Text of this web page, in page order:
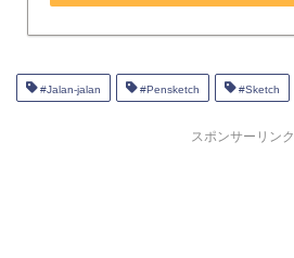
#Jalan-jalan #Pensketch #Sketch
スポンサーリンク